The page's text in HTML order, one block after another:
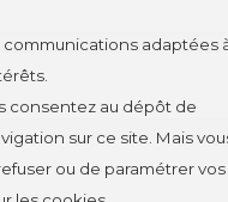
adaptées
consentez au dépôt de
sur ce site. Mais
ou de paramétrer vos